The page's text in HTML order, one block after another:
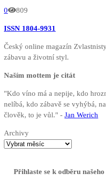
0 809
ISSN 1804-9931
Český online magazín
zábavu a životní styl.
Naším mottem je citát
"Kdo víno má a nepije, kdo
nelíbá, kdo zábavě se vyhýbá,
člověk, to je vůl." - Jan Werich
Archivy
Přihlaste se k odběru